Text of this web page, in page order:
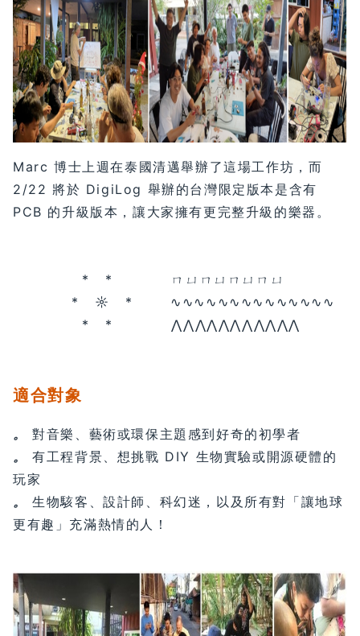
Marc 博士上週在泰國清邁舉辦了這場工作坊，而
2/22 將於 DigiLog 舉辦的台灣限定版本是含有
PCB 的升級版本，讓大家擁有更完整升級的樂器。
* * ㄇㄩㄇㄩㄇㄩㄇㄩ
* ☼ * ∿∿∿∿∿∿∿∿∿∿∿∿∿∿
* * ⋀⋀⋀⋀⋀⋀⋀⋀⋀⋀⋀
適合對象
。
對音樂、藝術或環保主題感到好奇的初學者
。
有工程背景、想挑戰 DIY 生物實驗或開源硬體的
玩家
。
生物駭客、設計師、科幻迷，以及所有對「讓地球
更有趣」充滿熱情的人！